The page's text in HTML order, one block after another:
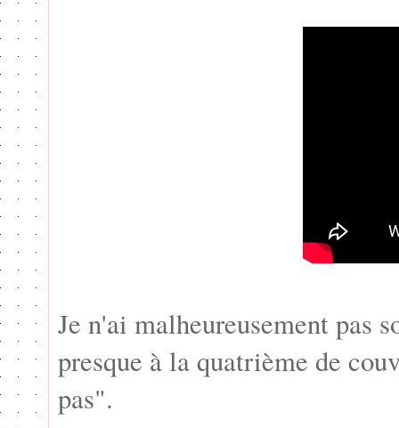
Je n'ai malheureusement pas
presque à la quatrième de
pas".